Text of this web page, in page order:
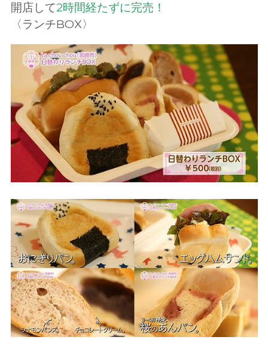
開店して2時間経たずに完売！
〈ランチBOX〉